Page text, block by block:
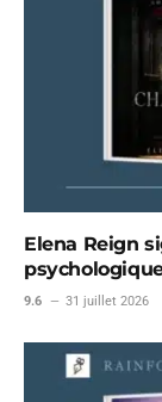
Elena Reign
9.6 31 juillet 2026